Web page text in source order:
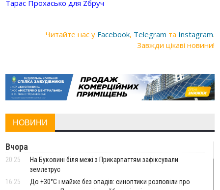
Тарас Прохасько для Zбруч
Читайте нас у Facebook, Telegram та Instagram.
Завжди цікаві новини!
НОВИНИ
Вчора
20:25
На Буковині біля межі з Прикарпаттям зафіксували
землетрус
16:25
До +30°C і майже без опадів: синоптики розповіли про